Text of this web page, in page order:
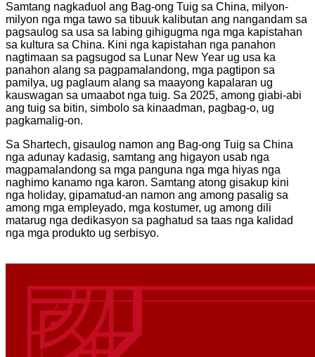
Samtang nagkaduol ang Bag-ong Tuig sa China, milyon-
milyon nga mga tawo sa tibuuk kalibutan ang nangandam sa
pagsaulog sa usa sa labing gihigugma nga mga kapistahan
sa kultura sa China. Kini nga kapistahan nga panahon
nagtimaan sa pagsugod sa Lunar New Year ug usa ka
panahon alang sa pagpamalandong, mga pagtipon sa
pamilya, ug paglaum alang sa maayong kapalaran ug
kauswagan sa umaabot nga tuig. Sa 2025, among giabi-abi
ang tuig sa bitin, simbolo sa kinaadman, pagbag-o, ug
pagkamalig-on.
Sa Shartech, gisaulog namon ang Bag-ong Tuig sa China
nga adunay kadasig, samtang ang higayon usab nga
magpamalandong sa mga panguna nga mga hiyas nga
naghimo kanamo nga karon. Samtang atong gisakup kini
nga holiday, gipamatud-an namon ang among pasalig sa
among mga empleyado, mga kostumer, ug among dili
matarug nga dedikasyon sa paghatud sa taas nga kalidad
nga mga produkto ug serbisyo.